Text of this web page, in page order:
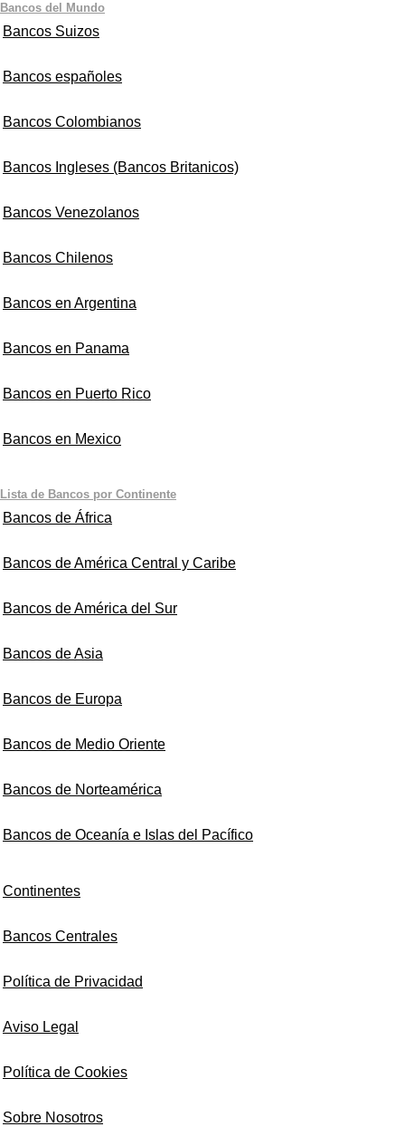
Bancos del Mundo
Bancos Suizos
Bancos españoles
Bancos Colombianos
Bancos Ingleses (Bancos Britanicos)
Bancos Venezolanos
Bancos Chilenos
Bancos en Argentina
Bancos en Panama
Bancos en Puerto Rico
Bancos en Mexico
Lista de Bancos por Continente
Bancos de África
Bancos de América Central y Caribe
Bancos de América del Sur
Bancos de Asia
Bancos de Europa
Bancos de Medio Oriente
Bancos de Norteamérica
Bancos de Oceanía e Islas del Pacífico
Continentes
Bancos Centrales
Política de Privacidad
Aviso Legal
Política de Cookies
Sobre Nosotros